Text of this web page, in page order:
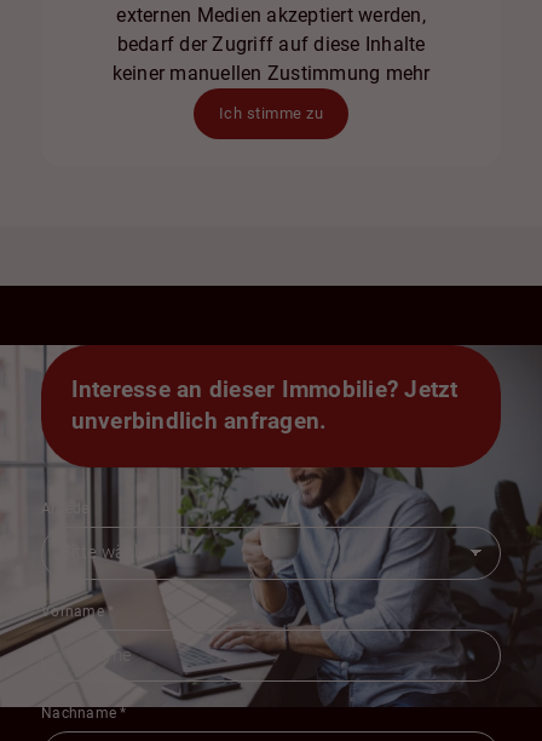
externen Medien akzeptiert werden,
bedarf der Zugriff auf diese Inhalte
keiner manuellen Zustimmung mehr
Ich stimme zu
Interesse an dieser Immobilie? Jetzt
unverbindlich anfragen.
Anrede
Vorname*
Nachname*